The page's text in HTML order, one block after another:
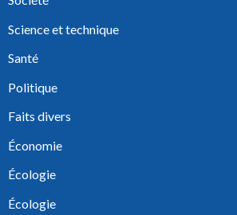
Science et technique
Santé
Politique
Faits divers
Économie
Écologie
Écologie